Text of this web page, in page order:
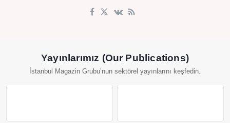
Yayınlarımız (Our Publications)
İstanbul Magazin Grubu’nun sektörel yayınlarını keşfedin.